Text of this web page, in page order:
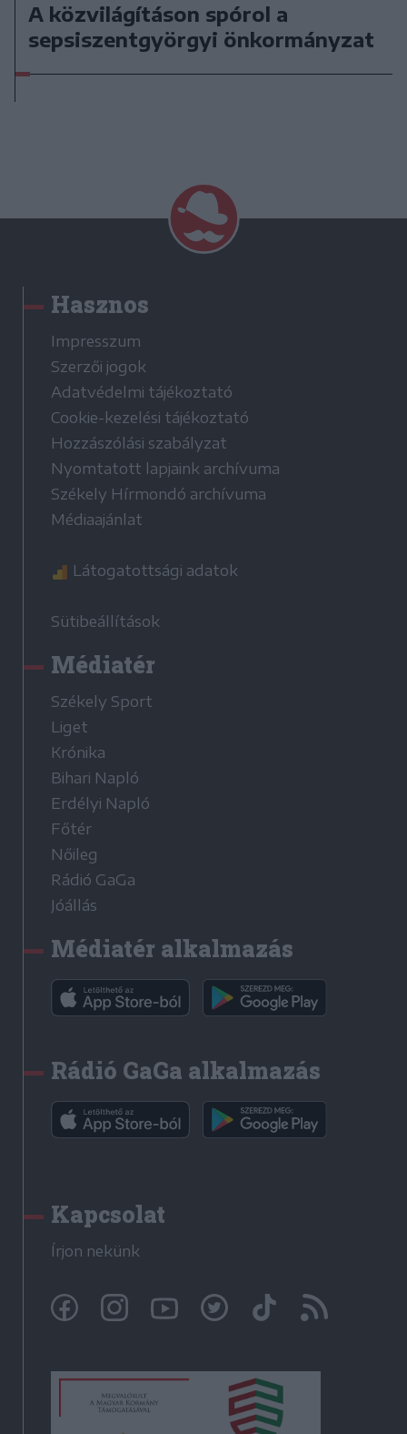
A közvilágításon spórol a
sepsiszentgyörgyi önkormányzat
Hasznos
Impresszum
Szerzői jogok
Adatvédelmi tájékoztató
Cookie-kezelési tájékoztató
Hozzászólási szabályzat
Nyomtatott lapjaink archívuma
Székely Hírmondó archívuma
Médiaajánlat
Látogatottsági adatok
Sütibeállítások
Médiatér
Székely Sport
Liget
Krónika
Bihari Napló
Erdélyi Napló
Főtér
Nőileg
Rádió GaGa
Jóállás
Médiatér alkalmazás
Rádió GaGa alkalmazás
Kapcsolat
Írjon nekünk